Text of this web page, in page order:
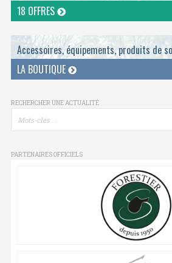
18 OFFRES
Accessoires, équipements, produits de
LA BOUTIQUE
RECHERCHER UNE ACTUALITÉ
PARTENAIRES OFFICIELS